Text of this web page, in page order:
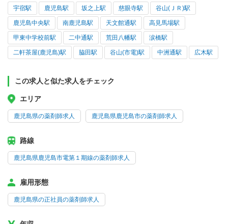
宇宿駅 鹿児島駅 坂之上駅 慈眼寺駅 谷山(ＪＲ)駅
鹿児島中央駅 南鹿児島駅 天文館通駅 高見馬場駅
甲東中学校前駅 二中通駅 荒田八幡駅 涙橋駅
二軒茶屋(鹿児島)駅 脇田駅 谷山(市電)駅 中洲通駅 広木駅
この求人と似た求人をチェック
エリア
鹿児島県の薬剤師求人 鹿児島県鹿児島市の薬剤師求人
路線
鹿児島県鹿児島市電第１期線の薬剤師求人
雇用形態
鹿児島県の正社員の薬剤師求人